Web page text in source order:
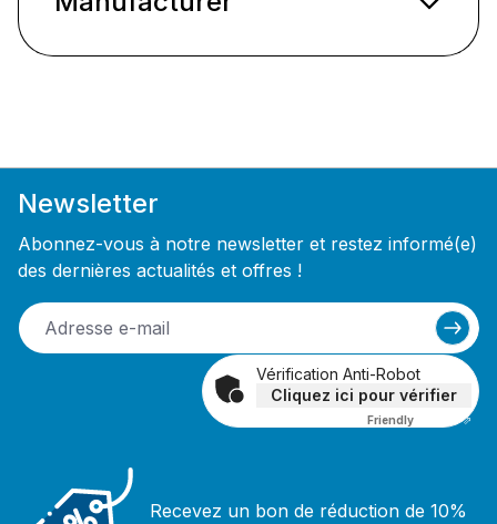
Newsletter
Abonnez-vous à notre newsletter et restez informé(e)
des dernières actualités et offres !
Vérification Anti-Robot
Cliquez ici pour vérifier
Friendly Captcha ⇗
Recevez un bon de réduction de 10%